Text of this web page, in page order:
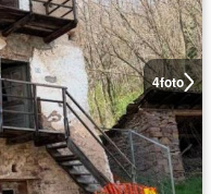
4foto